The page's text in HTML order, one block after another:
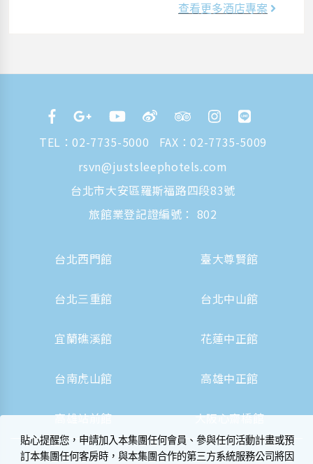
查看更多酒店專案
TEL：02-7735-5000
FAX：02-7735-5009
rsvn@justsleephotels.com
台北市大安區羅斯福路四段83號
旅館業登記證編號： 802
台北西門館 臺大尊賢館
台北三重館 台北中山館
宜蘭礁溪館 花蓮中正館
台南虎山館 高雄中正館
高雄站前館 大阪心齋橋館
貼心提醒您，申請加入本集團任何會員、參與任何活動計畫或預
訂本集團任何客房時，與本集團合作的第三方系統服務公司將因